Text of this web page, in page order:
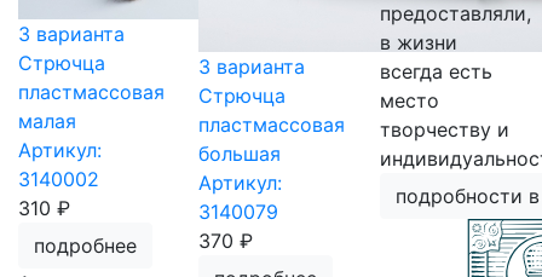
3 варианта
Стрючца
пластмассовая
малая
Артикул:
3140002
310 ₽
подробнее
3 варианта
Стрючца
пластмассовая
большая
Артикул:
3140079
370 ₽
предоставляли,
в жизни
всегда есть
место
творчеству и
подробности в